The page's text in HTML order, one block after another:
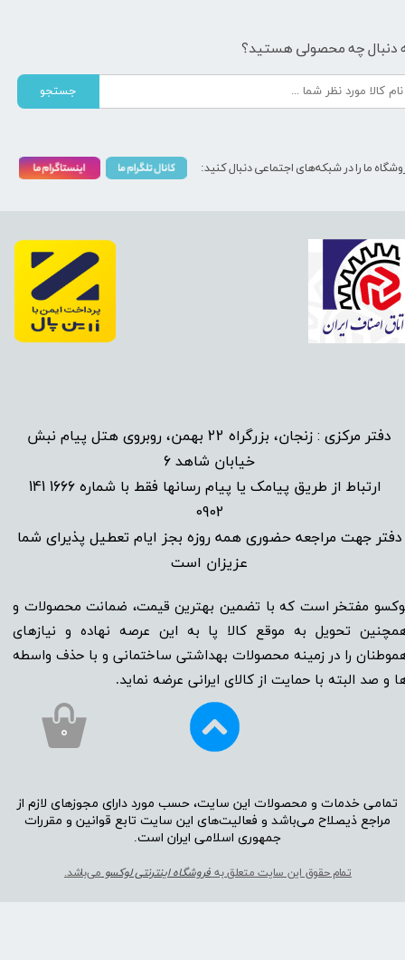
دفتر مرکزی : زنجان، بزرگراه 22 بهمن، روبروی هتل پیام نبش
خیابان شاهد 6
ارتباط از طریق پیامک یا پیام رسانها فقط با شماره
1666 141
0902
دفتر جهت مراجعه حضوری همه روزه بجز ایام تعطیل پذیرای شما
عزیزان است​​​​​​​
مفتخر است که با تضمین بهترین قیمت، ضمانت محصولات و
تحویل به موقع کالا پا به این عرصه نهاده و نیاز‌‌‌‌‌‌‌‌های
را در زمینه‌‌‌ محصولات بهداشتی ساختمانی و با حذف واسطه
و صد البته با حمایت از کالای ایرانی عرضه نماید.
تمامی خدمات و محصولات این سایت، حسب مورد دارای مجوز‌‌‌‌های لازم از
مراجع ذیصلاح می‌باشد و فعالیت‌‌‌‌های این سایت تابع قوانین و مقررات
جمهوری اسلامی ایران است.​​​​​​​
تمام حقوق این سایت متعلق بهفروشگاه اینترنتی لوکسومی‌باشد.
دنبال چه محصولی هستید؟
جستجو
ما را در شبکه‌های اجتماعی دنبال کنید:
۰